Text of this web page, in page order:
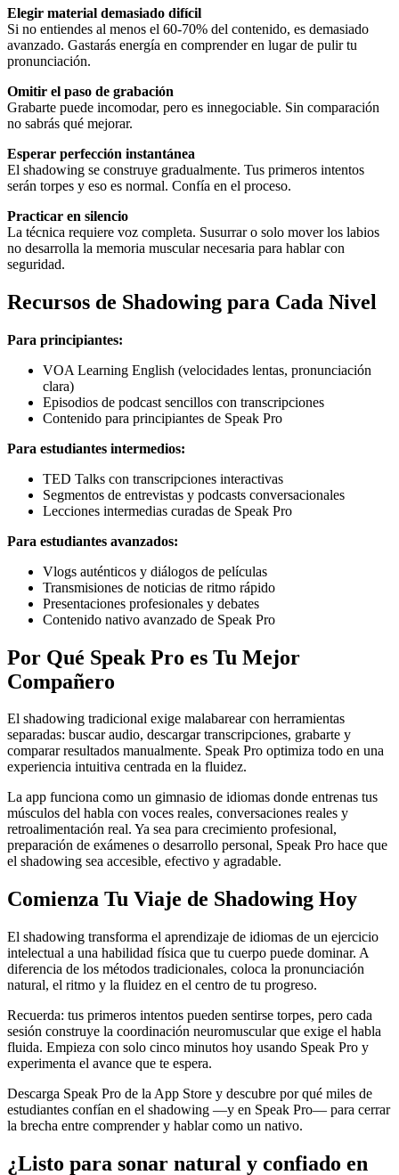
Elegir material demasiado difícil
Si no entiendes al menos el 60-70% del contenido, es demasiado
avanzado. Gastarás energía en comprender en lugar de pulir tu
pronunciación.
Omitir el paso de grabación
Grabarte puede incomodar, pero es innegociable. Sin comparación
no sabrás qué mejorar.
Esperar perfección instantánea
El shadowing se construye gradualmente. Tus primeros intentos
serán torpes y eso es normal. Confía en el proceso.
Practicar en silencio
La técnica requiere voz completa. Susurrar o solo mover los labios
no desarrolla la memoria muscular necesaria para hablar con
seguridad.
Recursos de Shadowing para Cada Nivel
Para principiantes:
VOA Learning English (velocidades lentas, pronunciación
clara)
Episodios de podcast sencillos con transcripciones
Contenido para principiantes de Speak Pro
Para estudiantes intermedios:
TED Talks con transcripciones interactivas
Segmentos de entrevistas y podcasts conversacionales
Lecciones intermedias curadas de Speak Pro
Para estudiantes avanzados:
Vlogs auténticos y diálogos de películas
Transmisiones de noticias de ritmo rápido
Presentaciones profesionales y debates
Contenido nativo avanzado de Speak Pro
Por Qué Speak Pro es Tu Mejor
Compañero
El shadowing tradicional exige malabarear con herramientas
separadas: buscar audio, descargar transcripciones, grabarte y
comparar resultados manualmente. Speak Pro optimiza todo en una
experiencia intuitiva centrada en la fluidez.
La app funciona como un gimnasio de idiomas donde entrenas tus
músculos del habla con voces reales, conversaciones reales y
retroalimentación real. Ya sea para crecimiento profesional,
preparación de exámenes o desarrollo personal, Speak Pro hace que
el shadowing sea accesible, efectivo y agradable.
Comienza Tu Viaje de Shadowing Hoy
El shadowing transforma el aprendizaje de idiomas de un ejercicio
intelectual a una habilidad física que tu cuerpo puede dominar. A
diferencia de los métodos tradicionales, coloca la pronunciación
natural, el ritmo y la fluidez en el centro de tu progreso.
Recuerda: tus primeros intentos pueden sentirse torpes, pero cada
sesión construye la coordinación neuromuscular que exige el habla
fluida. Empieza con solo cinco minutos hoy usando Speak Pro y
experimenta el avance que te espera.
Descarga Speak Pro de la App Store y descubre por qué miles de
estudiantes confían en el shadowing —y en Speak Pro— para cerrar
la brecha entre comprender y hablar como un nativo.
¿Listo para sonar natural y confiado en